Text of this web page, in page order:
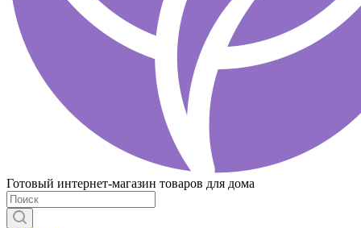
Готовый интернет-магазин товаров для дома